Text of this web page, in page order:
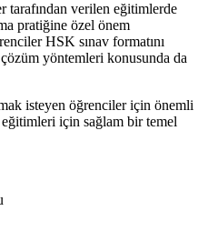
tarafından verilen eğitimlerde
pratiğine özel önem
HSK sınav formatını
yöntemleri konusunda da
isteyen öğrenciler için önemli
için sağlam bir temel